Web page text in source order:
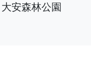
安森林公園